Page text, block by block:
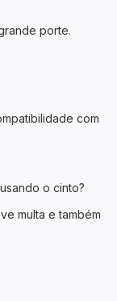
porte.
com
o cinto?
multa e também